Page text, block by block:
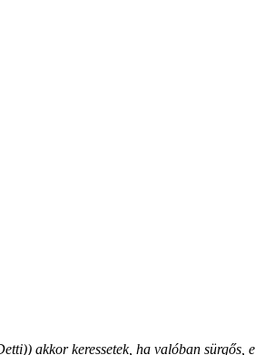
akkor keressetek, ha valóban sürgős,